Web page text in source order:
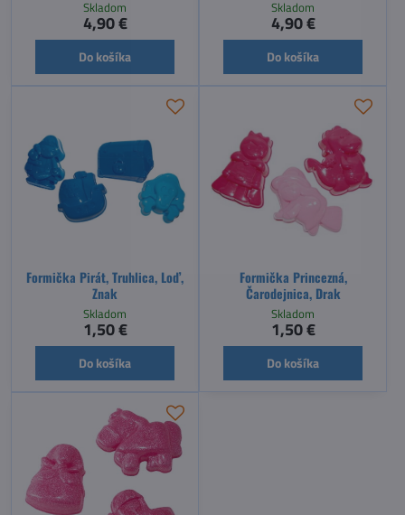
Skladom
4,90 €
Do košíka
Skladom
4,90 €
Do košíka
Formička Pirát, Truhlica, Loď,
Znak
Skladom
1,50 €
Do košíka
Formička Princezná,
Čarodejnica, Drak
Skladom
1,50 €
Do košíka